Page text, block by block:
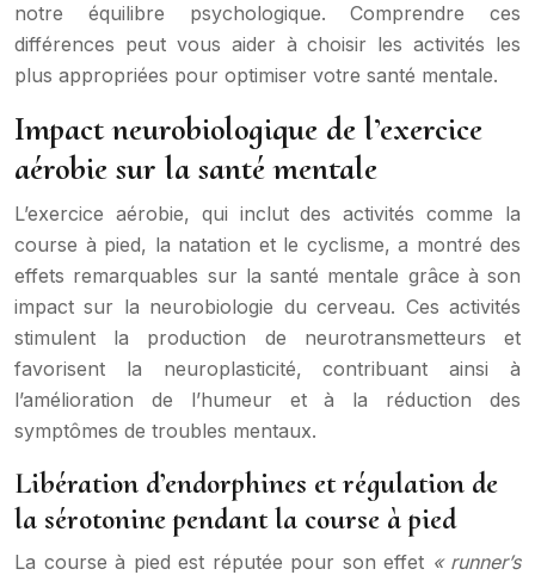
notre équilibre psychologique. Comprendre ces
différences peut vous aider à choisir les activités les
plus appropriées pour optimiser votre santé mentale.
Impact neurobiologique de l’exercice
aérobie sur la santé mentale
L’exercice aérobie, qui inclut des activités comme la
course à pied, la natation et le cyclisme, a montré des
effets remarquables sur la santé mentale grâce à son
impact sur la neurobiologie du cerveau. Ces activités
stimulent la production de neurotransmetteurs et
favorisent la neuroplasticité, contribuant ainsi à
l’amélioration de l’humeur et à la réduction des
symptômes de troubles mentaux.
Libération d’endorphines et régulation de
la sérotonine pendant la course à pied
La course à pied est réputée pour son effet « runner’s